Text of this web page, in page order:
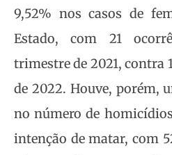
9,52% nos casos de
Estado, com 21
trimestre de 2021, contra
de 2022. Houve, porém,
no número de
intenção de matar, com